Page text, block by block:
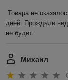
Товара не
дней. Прождали
не будет.
Михаил